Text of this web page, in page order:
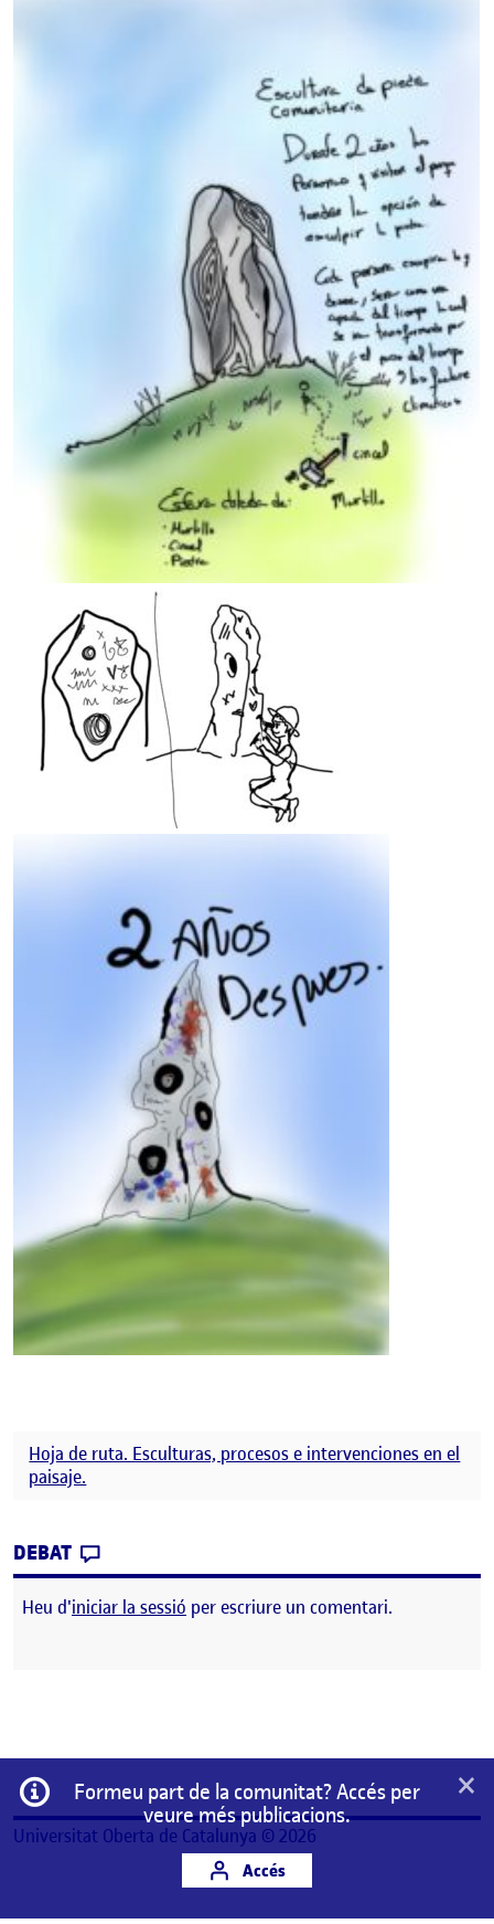
Hoja de ruta. Esculturas, procesos e intervenciones en el
paisaje.
DEBAT
Heu d'iniciar la sessió per escriure un comentari.
Informació
Formeu part de la comunitat? Accés per
veure més publicacions.
Accés
×
Universitat Oberta de Catalunya © 2026